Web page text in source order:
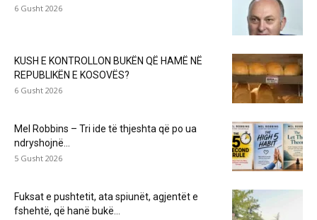
6 Gusht 2026
KUSH E KONTROLLON BUKËN QË HAMË NË
REPUBLIKËN E KOSOVËS?
6 Gusht 2026
Mel Robbins – Tri ide të thjeshta që po ua
ndryshojnë...
5 Gusht 2026
Fuksat e pushtetit, ata spiunët, agjentët e
fshehtë, që hanë bukë...